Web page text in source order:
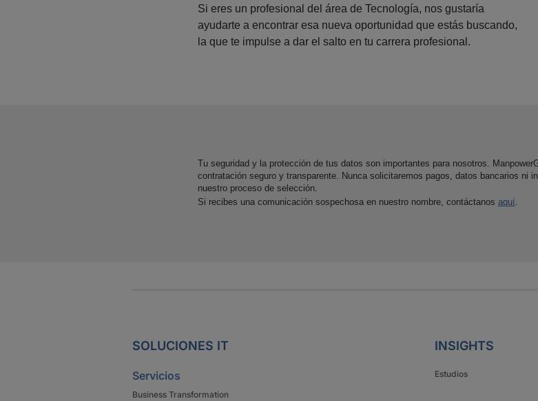
Si eres un profesional del área de Tecnología, nos gustaría
ayudarte a encontrar esa nueva oportunidad que estás buscando,
la que te impulse a dar el salto en tu carrera profesional.
Tu seguridad y la protección de tus datos son importantes para nosotros.
contratación seguro y transparente. Nunca solicitaremos pagos, datos bancarios ni
nuestro proceso de selección.
Si recibes una comunicación sospechosa en nuestro nombre, contáctanos aquí.
SOLUCIONES IT
Servicios
Business Transformation
INSIGHTS
Estudios